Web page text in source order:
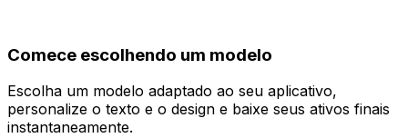
Comece escolhendo um modelo
Escolha um modelo adaptado ao seu aplicativo,
personalize o texto e o design e baixe seus ativos finais
instantaneamente.